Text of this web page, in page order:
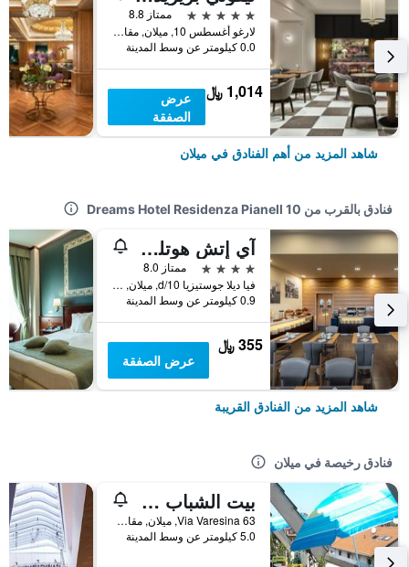
5 نجوم
ممتاز 8.8
لارغو أغسطس 10, ميلان, مقاطعة ميلانو, إيطاليا
0.0 كيلومتر عن وسط المدينة
1,014 ﷼
عرض
الصفقة
شاهد المزيد من أهم الفنادق في ميلان
فنادق بالقرب من Dreams Hotel Residenza Pianell 10
آي إتش هوتلز ميلانو جويا
4 نجوم
ممتاز 8.0
فيا ديلا جوستيزيا 10/d, ميلان, مقاطعة ميلانو, إيطاليا
0.9 كيلومتر عن وسط المدينة
355 ﷼
عرض الصفقة
شاهد المزيد من الفنادق القريبة
فنادق رخيصة في ميلان
بيت الشباب ستار
Via Varesina 63, ميلان, مقاطعة ميلانو, إيطاليا
5.0 كيلومتر عن وسط المدينة